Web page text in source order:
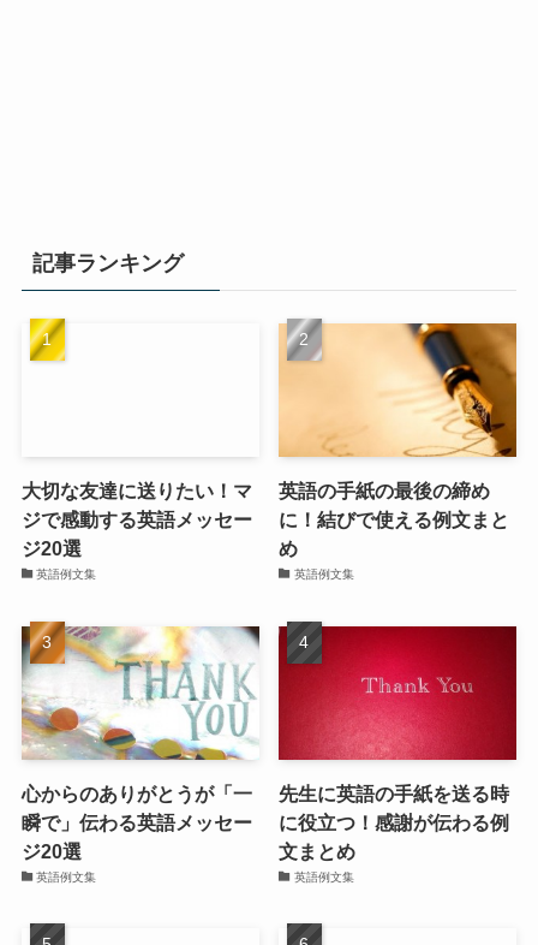
記事ランキング
大切な友達に送りたい！マ
ジで感動する英語メッセー
ジ20選
英語例文集
英語の手紙の最後の締め
に！結びで使える例文まと
め
英語例文集
心からのありがとうが「一
瞬で」伝わる英語メッセー
ジ20選
英語例文集
先生に英語の手紙を送る時
に役立つ！感謝が伝わる例
文まとめ
英語例文集